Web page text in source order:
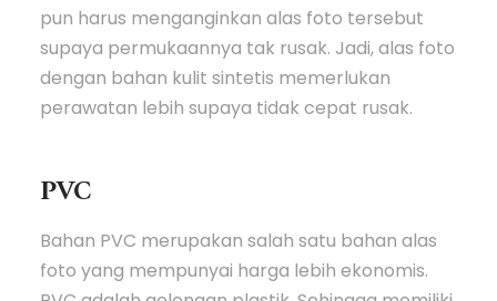
pun harus menganginkan alas foto tersebut
supaya permukaannya tak rusak. Jadi, alas foto
dengan bahan kulit sintetis memerlukan
perawatan lebih supaya tidak cepat rusak.
PVC
Bahan PVC merupakan salah satu bahan alas
foto yang mempunyai harga lebih ekonomis.